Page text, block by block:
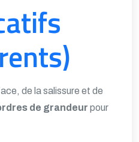
de la salissure et de
de grandeur pour